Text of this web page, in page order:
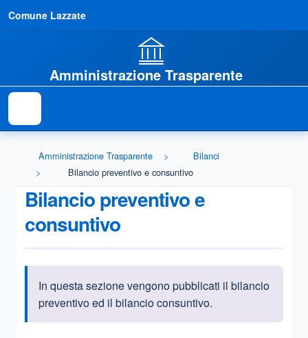
Comune Lazzate
Amministrazione Trasparente
Amministrazione Trasparente
Bilanci
Bilancio preventivo e consuntivo
Bilancio preventivo e
consuntivo
Informazioni introduttive
In questa sezione vengono pubblicati il bilancio
preventivo ed il bilancio consuntivo.